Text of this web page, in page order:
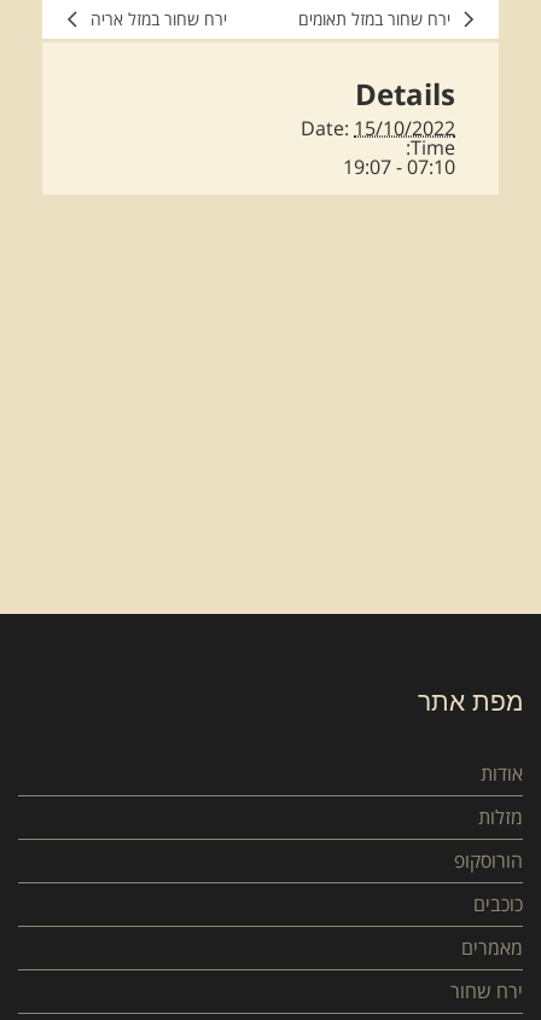
ירח שחור במזל תאומים ירח שחור במזל אריה
Details
Date: 15/10/2022
Time:
07:10 - 19:07
מפת אתר
אודות
מזלות
הורוסקופ
כוכבים
מאמרים
ירח שחור